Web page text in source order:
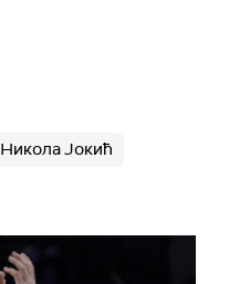
Никола Јокић